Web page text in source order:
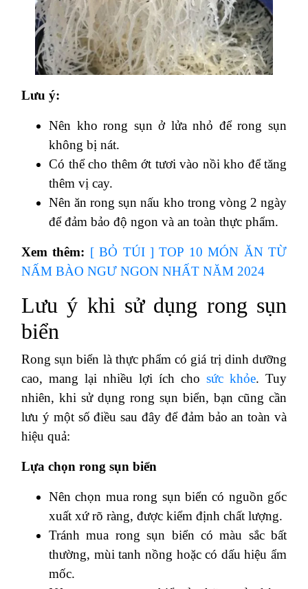
Lưu ý:
Nên kho rong sụn ở lửa nhỏ để rong sụn
không bị nát.
Có thể cho thêm ớt tươi vào nồi kho để tăng
thêm vị cay.
Nên ăn rong sụn nấu kho trong vòng 2 ngày
để đảm bảo độ ngon và an toàn thực phẩm.
Xem thêm: [ BỎ TÚI ] TOP 10 MÓN ĂN TỪ
NẤM BÀO NGƯ NGON NHẤT NĂM 2024
Lưu ý khi sử dụng rong sụn
biển
Rong sụn biển là thực phẩm có giá trị dinh dưỡng
cao, mang lại nhiều lợi ích cho sức khỏe. Tuy
nhiên, khi sử dụng rong sụn biển, bạn cũng cần
lưu ý một số điều sau đây để đảm bảo an toàn và
hiệu quả:
Lựa chọn rong sụn biển
Nên chọn mua rong sụn biển có nguồn gốc
xuất xứ rõ ràng, được kiểm định chất lượng.
Tránh mua rong sụn biển có màu sắc bất
thường, mùi tanh nồng hoặc có dấu hiệu ẩm
mốc.